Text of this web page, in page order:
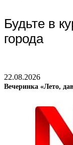
Будьте в
города
22.08.2026
Вечеринка «Лето,